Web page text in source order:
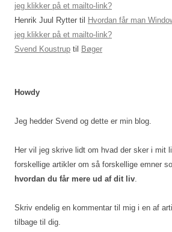
jeg klikker på et mailto-link?
Henrik Juul Rytter til
Hvordan får man
jeg klikker på et mailto-link?
Svend Koustrup til Bøger
Howdy
Jeg hedder Svend og dette er min blog.
Her vil jeg skrive lidt om hvad der sker i mit
forskellige artikler om så forskellige emner
hvordan du får mere ud af dit liv
Skriv endelig en kommentar til mig i en af
tilbage til dig.